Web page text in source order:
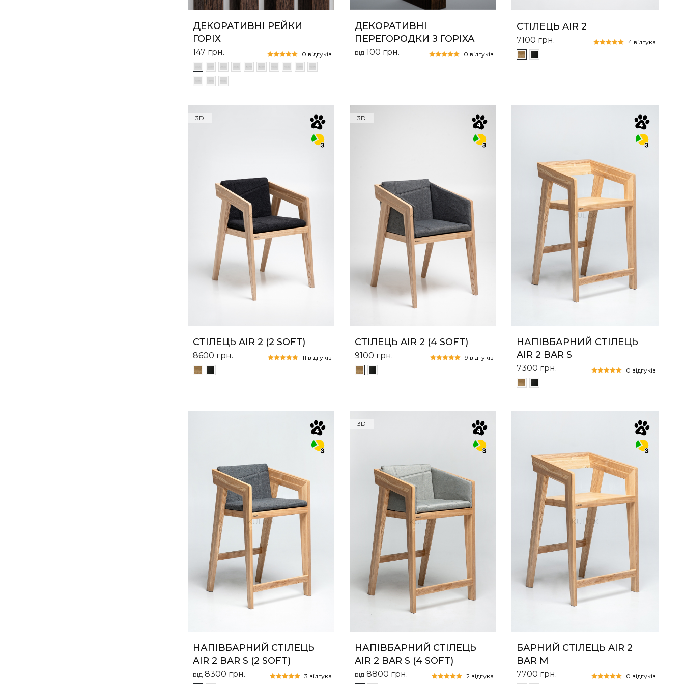
ДЕКОРАТИВНІ РЕЙКИ
ГОРІХ
147 грн. 0 відгуків
ДЕКОРАТИВНІ
ПЕРЕГОРОДКИ З ГОРІХА
від100 грн. 0 відгуків
СТІЛЕЦЬ AIR 2
7100 грн. 4 відгука
3D
СТІЛЕЦЬ AIR 2 (2 SOFT)
8600 грн. 11 відгуків
3D
СТІЛЕЦЬ AIR 2 (4 SOFT)
9100 грн. 9 відгуків
НАПІВБАРНИЙ СТІЛЕЦЬ
AIR 2 BAR S
7300 грн. 0 відгуків
НАПІВБАРНИЙ СТІЛЕЦЬ
AIR 2 BAR S (2 SOFT)
від8300 грн. 3 відгука
3D
НАПІВБАРНИЙ СТІЛЕЦЬ
AIR 2 BAR S (4 SOFT)
від8800 грн. 2 відгука
БАРНИЙ СТІЛЕЦЬ AIR 2
BAR M
7700 грн. 0 відгуків